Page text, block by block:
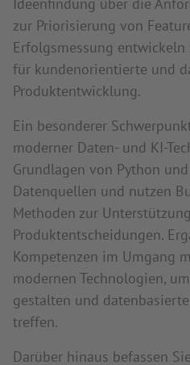
zur Priorisierung von
Erfolgsmessung
für kundenorientierte und
Produktentwicklung.
Ein besonderer
moderner Daten- und KI-
Grundlagen von Python
Datenquellen und nutzen
Methoden zur
Produktentscheidungen.
Kompetenzen im Umgang
modernen Technologien,
gestalten und
treffen.
Darüber hinaus befassen